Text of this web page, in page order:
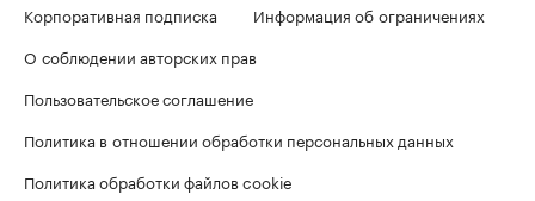
Корпоративная подписка
Информация об ограничениях
О соблюдении авторских прав
Пользовательское соглашение
Политика в отношении обработки персональных данных
Политика обработки файлов cookie